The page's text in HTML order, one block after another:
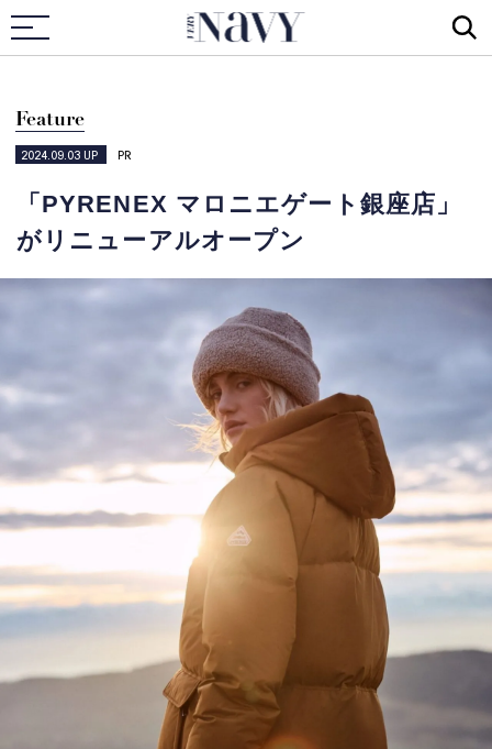
VERY NAVY
Feature
2024.09.03 UP PR
「PYRENEX マロニエゲート銀座店」
がリニューアルオープン